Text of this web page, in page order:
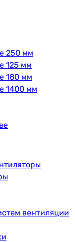
250 мм
125 мм
180 мм
1400 мм
вентиляции